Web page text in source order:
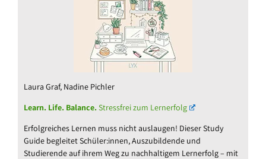
Laura Graf, Nadine Pichler
Learn. Life. Balance.Stressfrei zum Lernerfolg
Erfolgreiches Lernen muss nicht auslaugen! Dieser Study
Guide begleitet Schüler:innen, Auszubildende und
Studierende auf ihrem Weg zu nachhaltigem Lernerfolg – mit